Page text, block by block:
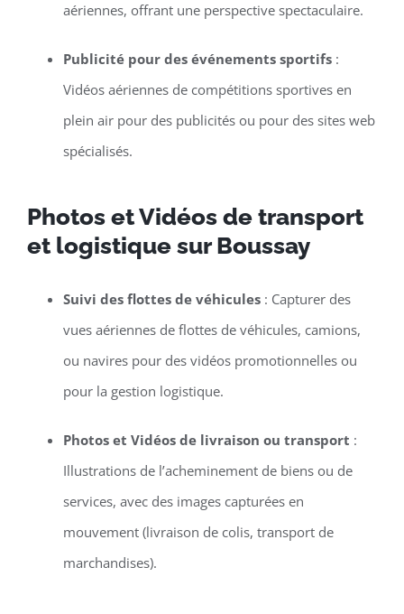
aériennes, offrant une perspective spectaculaire.
Publicité pour des événements sportifs:
Vidéos aériennes de compétitions sportives en
plein air pour des publicités ou pour des sites web
spécialisés.
Photos et Vidéos de transport
et logistique sur Boussay
Suivi des flottes de véhicules: Capturer des
vues aériennes de flottes de véhicules, camions,
ou navires pour des vidéos promotionnelles ou
pour la gestion logistique.
Photos et Vidéos de livraison ou transport :
Illustrations de l’acheminement de biens ou de
services, avec des images capturées en
mouvement (livraison de colis, transport de
marchandises).